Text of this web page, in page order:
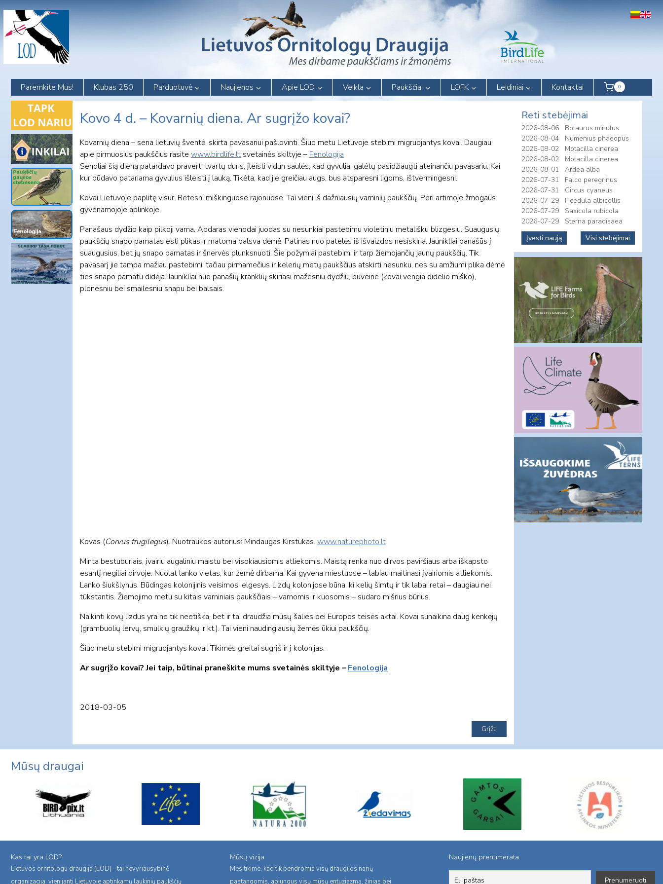
content
Paremkite Mus! Klubas 250 Parduotuvė Naujienos Apie LOD Veikla Paukščiai LOFK Leidiniai Kontaktai 0
Kovo 4 d. – Kovarnių diena. Ar sugrįžo kovai?
Kovarnių diena – sena lietuvių šventė, skirta pavasariui pašlovinti. Šiuo metu Lietuvoje stebimi migruojantys kovai. Daugiau
apie pirmuosius paukščius rasite www.birdlife.lt svetainės skiltyje – Fenologija
Senoliai šią dieną patardavo praverti tvartų duris, įleisti vidun saulės, kad gyvuliai galėtų pasidžiaugti ateinančiu pavasariu. Kai
kur būdavo patariama gyvulius išleisti į lauką. Tikėta, kad jie greičiau augs, bus atsparesni ligoms, ištvermingesni.
Kovai Lietuvoje paplitę visur. Retesni miškinguose rajonuose. Tai vieni iš dažniausių varninių paukščių. Peri artimoje žmogaus
gyvenamojoje aplinkoje.
Panašaus dydžio kaip pilkoji varna. Apdaras vienodai juodas su nesunkiai pastebimu violetiniu metališku blizgesiu. Suaugusių
paukščių snapo pamatas esti plikas ir matoma balsva dėmė. Patinas nuo patelės iš išvaizdos nesiskiria. Jaunikliai panašūs į
suaugusius, bet jų snapo pamatas ir šnervės plunksnuoti. Šie požymiai pastebimi ir tarp žiemojančių jaunų paukščių. Tik
pavasarį jie tampa mažiau pastebimi, tačiau pirmamečius ir kelerių metų paukščius atskirti nesunku, nes su amžiumi plika dėmė
ties snapo pamatu didėja. Jaunikliai nuo panašių kranklių skiriasi mažesniu dydžiu, buveine (kovai vengia didelio miško),
plonesniu bei smailesniu snapu bei balsais.
Kovas (Corvus frugilegus). Nuotraukos autorius: Mindaugas Kirstukas. www.naturephoto.lt
Minta bestuburiais, įvairiu augaliniu maistu bei visokiausiomis atliekomis. Maistą renka nuo dirvos paviršiaus arba iškapsto
esantį negiliai dirvoje. Nuolat lanko vietas, kur žemė dirbama. Kai gyvena miestuose – labiau maitinasi įvairiomis atliekomis.
Lanko šiukšlynus. Būdingas kolonijinis veisimosi elgesys. Lizdų kolonijose būna iki kelių šimtų ir tik labai retai – daugiau nei
tūkstantis. Žiemojimo metu su kitais varniniais paukščiais – varnomis ir kuosomis – sudaro mišrius būrius.
Naikinti kovų lizdus yra ne tik neetiška, bet ir tai draudžia mūsų šalies bei Europos teisės aktai. Kovai sunaikina daug kenkėjų
(grambuolių lervų, smulkių graužikų ir kt.). Tai vieni naudingiausių žemės ūkiui paukščių.
Šiuo metu stebimi migruojantys kovai. Tikimės greitai sugrįš ir į kolonijas.
Ar sugrįžo kovai? Jei taip, būtinai praneškite mums svetainės skiltyje – Fenologija
2018-03-05
Reti stebėjimai
2026-08-06
Botaurus minutus
2026-08-04
Numenius phaeopus
2026-08-02
Motacilla cinerea
2026-08-02
Motacilla cinerea
2026-08-01
Ardea alba
2026-07-31
Falco peregrinus
2026-07-31
Circus cyaneus
2026-07-29
Ficedula albicollis
2026-07-29
Saxicola rubicola
2026-07-29
Sterna paradisaea
Įvesti naują
Visi stebėjimai
Mūsų draugai
Kas tai yra LOD?
Lietuvos ornitologu draugija (LOD) - tai nevyriausybinė
organizacija, vienijanti Lietuvoje aptinkamų laukinių paukščių
Mūsų vizija
Mes tikime, kad tik bendromis visų draugijos narių
pastangomis, apjungus visų mūsų entuziazmą, žinias bei
Naujienų prenumerata